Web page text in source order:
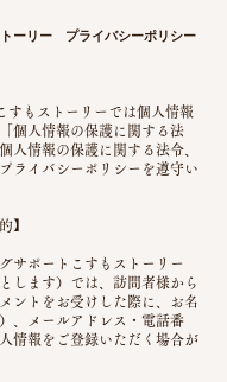
ーリー ​プライバシーポリシー
すもストーリーでは個人情報
個人情報の保護に関する法
人情報の保護に関する法令、
ライバシーポリシーを遵守い
】
サポートこすもストーリー
します）では、訪問者様から
ントをお受けした際に、お名
、メールアドレス・電話番
情報をご登録いただく場合が